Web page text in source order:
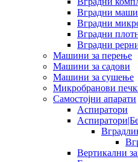
Вградни
Вградни
Вградни
Вградни
Машини за перење
Машини за садови
Машини за сушење
Микробранови
Самостојни апарати
Аспиратори
Вертикални